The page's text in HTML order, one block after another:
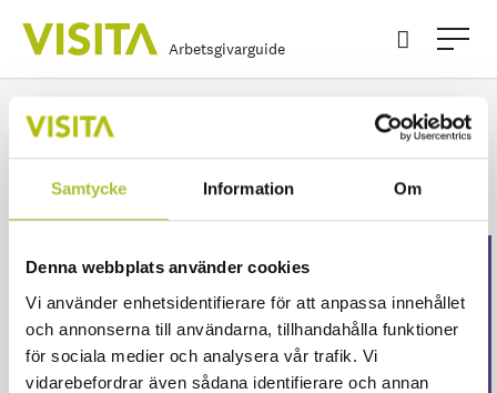
Samtycke Information Om
Denna webbplats använder cookies
Vi använder enhetsidentifierare för att anpassa innehållet
och annonserna till användarna, tillhandahålla funktioner
för sociala medier och analysera vår trafik. Vi
vidarebefordrar även sådana identifierare och annan
Arbetsgivarguide
Vid smitta av Covid -19
Detta innehåll är endast för
våra medlemmar
Logga in för att fortsätta läsa. Inte medlem än?